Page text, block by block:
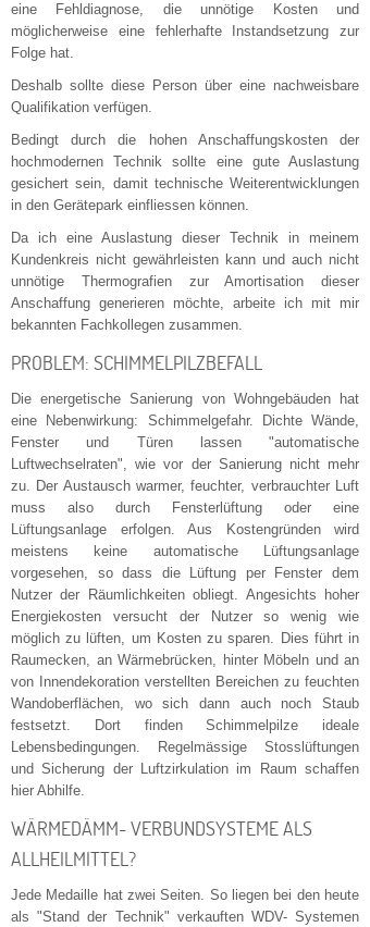
eine Fehldiagnose, die unnötige Kosten und
möglicherweise eine fehlerhafte Instandsetzung zur
Folge hat.
Deshalb sollte diese Person über eine nachweisbare
Qualifikation verfügen.
Bedingt durch die hohen Anschaffungskosten der
hochmodernen Technik sollte eine gute Auslastung
gesichert sein, damit technische Weiterentwicklungen
in den Gerätepark einfliessen können.
Da ich eine Auslastung dieser Technik in meinem
Kundenkreis nicht gewährleisten kann und auch nicht
unnötige Thermografien zur Amortisation dieser
Anschaffung generieren möchte, arbeite ich mit mir
bekannten Fachkollegen zusammen.
PROBLEM: SCHIMMELPILZBEFALL
Die energetische Sanierung von Wohngebäuden hat
eine Nebenwirkung: Schimmelgefahr. Dichte Wände,
Fenster und Türen lassen "automatische
Luftwechselraten", wie vor der Sanierung nicht mehr
zu. Der Austausch warmer, feuchter, verbrauchter Luft
muss also durch Fensterlüftung oder eine
Lüftungsanlage erfolgen. Aus Kostengründen wird
meistens keine automatische Lüftungsanlage
vorgesehen, so dass die Lüftung per Fenster dem
Nutzer der Räumlichkeiten obliegt. Angesichts hoher
Energiekosten versucht der Nutzer so wenig wie
möglich zu lüften, um Kosten zu sparen. Dies führt in
Raumecken, an Wärmebrücken, hinter Möbeln und an
von Innendekoration verstellten Bereichen zu feuchten
Wandoberflächen, wo sich dann auch noch Staub
festsetzt. Dort finden Schimmelpilze ideale
Lebensbedingungen. Regelmässige Stosslüftungen
und Sicherung der Luftzirkulation im Raum schaffen
hier Abhilfe.
WÄRMEDÄMM- VERBUNDSYSTEME ALS
ALLHEILMITTEL?
Jede Medaille hat zwei Seiten. So liegen bei den heute
als "Stand der Technik" verkauften WDV- Systemen